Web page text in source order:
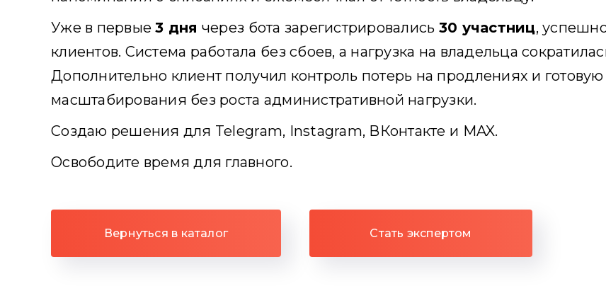
Уже в первые3 дня через бота зарегистрировались 30 участниц,
клиентов. Система работала без сбоев, а нагрузка на владельца
Дополнительно клиент получил контроль потерь на продлениях и
масштабирования без роста административной нагрузки.
Создаю решения для Telegram, Instagram, ВКонтакте и MAX.
Освободите время для главного.
Вернуться в каталог Стать экспертом